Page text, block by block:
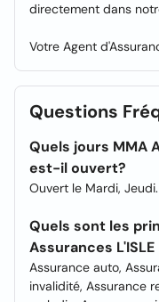
directement dans
Votre Agent
Questions
Quels jours MMA
est-il ouvert?
Ouvert le Mardi, Jeudi.
Quels sont les
Assurances L'ISLE
Assurance auto,
invalidité, Assurance